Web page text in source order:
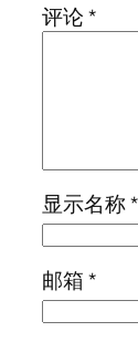
评论*
显示名称*
邮箱*